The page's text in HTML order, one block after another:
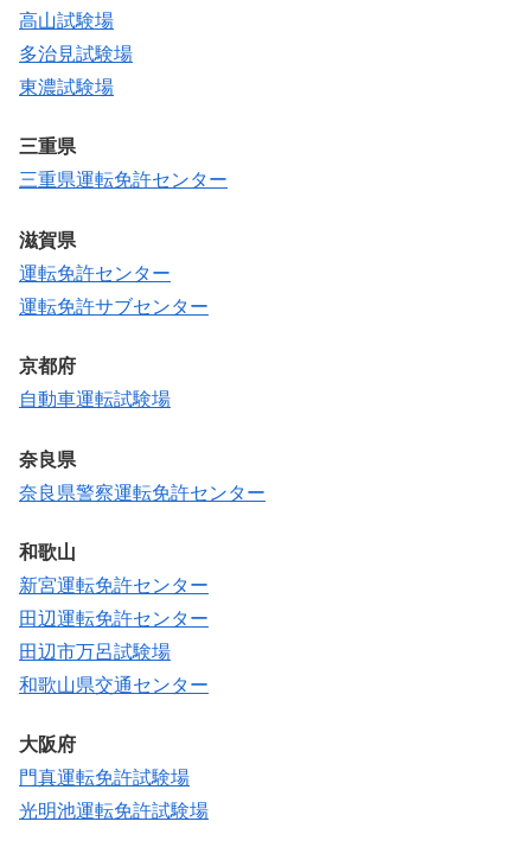
高山試験場
多治見試験場
東濃試験場
三重県
三重県運転免許センター
滋賀県
運転免許センター
運転免許サブセンター
京都府
自動車運転試験場
奈良県
奈良県警察運転免許センター
和歌山
新宮運転免許センター
田辺運転免許センター
田辺市万呂試験場
和歌山県交通センター
大阪府
門真運転免許試験場
光明池運転免許試験場